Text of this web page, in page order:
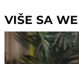
odnosu bili
VIŠE SA